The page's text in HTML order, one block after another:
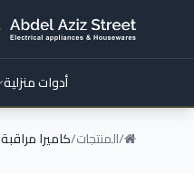
أدوات منزلية
/المنتجات/كاميرا مراقبة IP هيكفيجين خارجية 4 ميجا بكسل 4 ملم DS-2CD1047G2H-LIU (ميكرفون)